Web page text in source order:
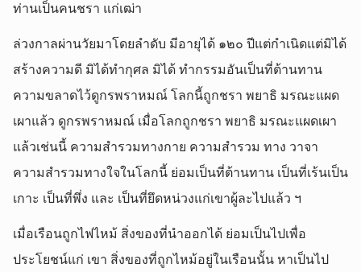
ท่านเป็นคนชรา แก่เฒ่า
ล่วงกาลผ่านวัยมาโดยลำดับ มีอายุได้ ๑๒๐ ปีแต่กำเนิดแต่มิได้
สร้างความดี มิได้ทำกุศล มิได้ ทำกรรมอันเป็นที่ต้านทาน
ความขลาดไว้ดูกรพราหมณ์ โลกนี้ถูกชรา พยาธิ มรณะแผด
เผาแล้ว ดูกรพราหมณ์ เมื่อโลกถูกชรา พยาธิ มรณะแผดเผา
แล้วเช่นนี้ ความสำรวมทางกาย ความสำรวม ทาง วาจา
ความสำรวมทางใจในโลกนี้ ย่อมเป็นที่ต้านทาน เป็นที่เร้นเป็น
เกาะ เป็นที่พึ่ง และ เป็นที่ยึดหน่วงแก่เขาผู้ละไปแล้ว ฯ
เมื่อเรือนถูกไฟไหม้ สิ่งของที่นำออกได้ ย่อมเป็นไปเพื่อ
ประโยชน์แก่ เขา สิ่งของที่ถูกไหม้อยู่ในเรือนนั้น หาเป็นไป